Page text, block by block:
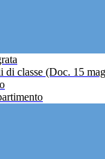
classe (Doc. 15